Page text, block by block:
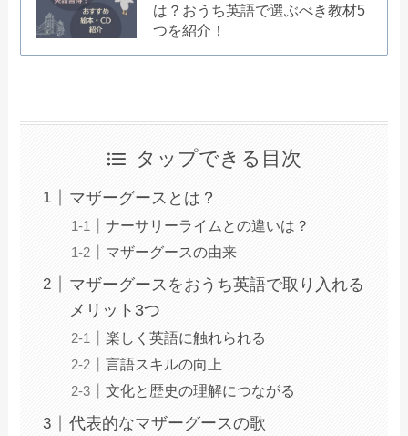
は？おうち英語で選ぶべき教材5
つを紹介！
タップできる目次
マザーグースとは？
ナーサリーライムとの違いは？
マザーグースの由来
マザーグースをおうち英語で取り入れる
メリット3つ
楽しく英語に触れられる
言語スキルの向上
文化と歴史の理解につながる
代表的なマザーグースの歌